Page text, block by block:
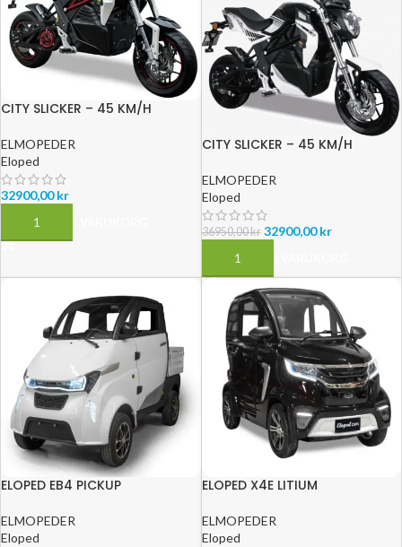
CITY SLICKER – 45 KM/H
ELMOPEDER
Eloped
32900,00kr
LÄGG TILL I VARUKORG
CITY SLICKER – 45 KM/H
ELMOPEDER
Eloped
36950,00kr 32900,00kr
LÄGG TILL I VARUKORG
ELOPED EB4 PICKUP
ELMOPEDER
Eloped
ELOPED X4E LITIUM
ELMOPEDER
Eloped